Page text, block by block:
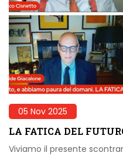
05 Nov 2025
LA FATICA DEL
Viviamo il presente